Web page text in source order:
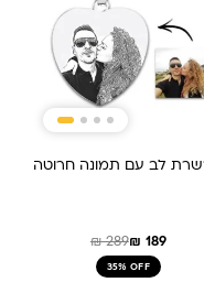
לב עם תמונה חרוטה
₪289₪ 189
35% OFF